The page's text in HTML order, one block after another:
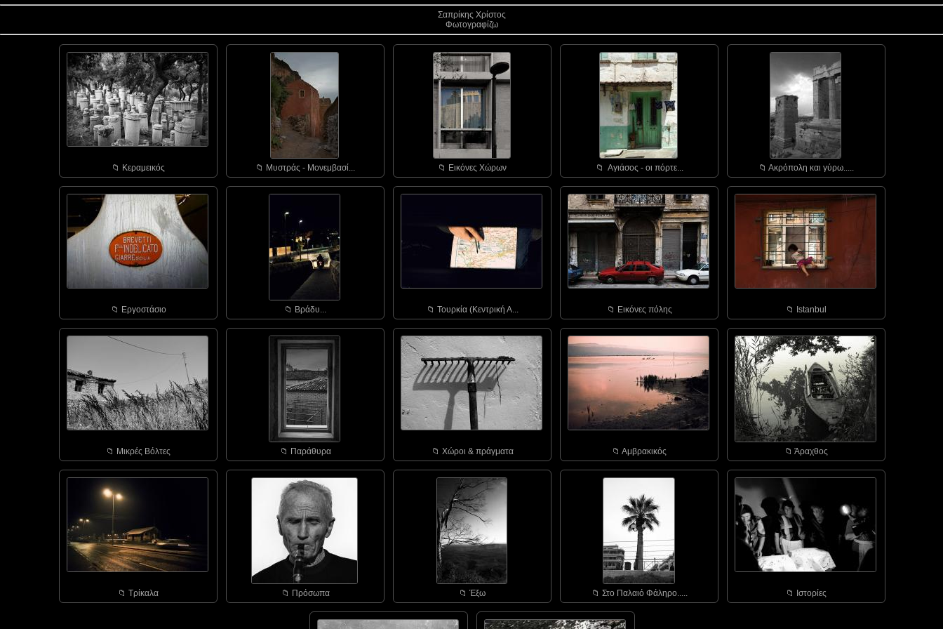
Σαπρίκης Χρίστος
Φωτογραφίζω
📁︎ Κεραμεικός 📁︎ Μυστράς - Μονεμβασί... 📁︎ Εικόνες Χώρων 📁︎ Αγιάσος - οι πόρτε... 📁︎ Ακρόπολη και γύρω.....
📁︎ Εργοστάσιο 📁︎ Bράδυ... 📁︎ Τουρκία (Κεντρική Α... 📁︎ Εικόνες πόλης 📁︎ Istanbul
📁︎ Μικρές Βόλτες 📁︎ Παράθυρα 📁︎ Χώροι & πράγματα 📁︎ Αμβρακικός 📁︎ Άραχθος
📁︎ Τρίκαλα 📁︎ Πρόσωπα 📁︎ Έξω 📁︎ Στο Παλαιό Φάληρο..... 📁︎ Ιστορίες